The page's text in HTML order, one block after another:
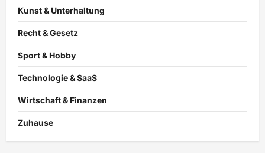
Kunst & Unterhaltung
Recht & Gesetz
Sport & Hobby
Technologie & SaaS
Wirtschaft & Finanzen
Zuhause